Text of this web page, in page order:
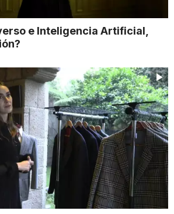
e Inteligencia Artificial,